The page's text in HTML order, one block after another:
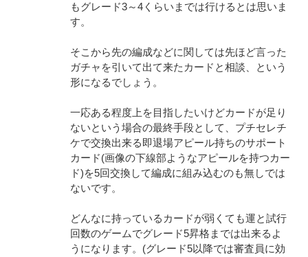
もグレード3～4くらいまでは行けるとは思いま
す。
そこから先の編成などに関しては先ほど言った
ガチャを引いて出て来たカードと相談、という
形になるでしょう。
一応ある程度上を目指したいけどカードが足り
ないという場合の最終手段として、プチセレチ
ケで交換出来る即退場アピール持ちのサポート
カード(画像の下線部ようなアピールを持つカー
ド)を5回交換して編成に組み込むのも無しでは
ないです。
どんなに持っているカードが弱くても運と試行
回数のゲームでグレード5昇格までは出来るよ
うになります。(グレード5以降では審査員に効